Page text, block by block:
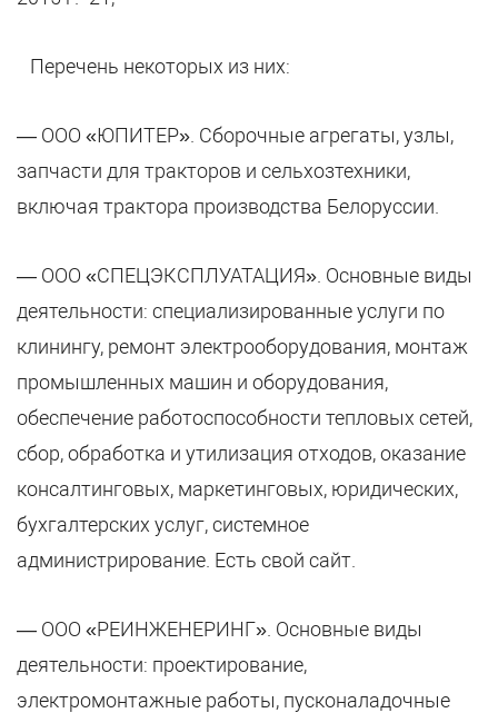
Перечень некоторых из них:
— ООО «ЮПИТЕР». Сборочные агрегаты, узлы,
запчасти для тракторов и сельхозтехники,
включая трактора производства Белоруссии.
— ООО «СПЕЦЭКСПЛУАТАЦИЯ». Основные виды
деятельности: специализированные услуги по
клинингу, ремонт электрооборудования, монтаж
промышленных машин и оборудования,
обеспечение работоспособности тепловых сетей,
сбор, обработка и утилизация отходов, оказание
консалтинговых, маркетинговых, юридических,
бухгалтерских услуг, системное
администрирование. Есть свой сайт.
— ООО «РЕИНЖЕНЕРИНГ». Основные виды
деятельности: проектирование,
электромонтажные работы, пусконаладочные